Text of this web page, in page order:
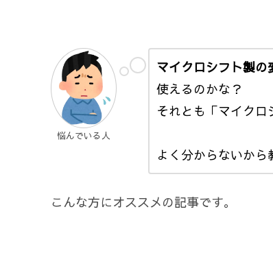
悩んでいる人
マイクロシフト製の
使えるのかな？
それとも「マイク
よく分からないから
こんな方にオススメの記事です。